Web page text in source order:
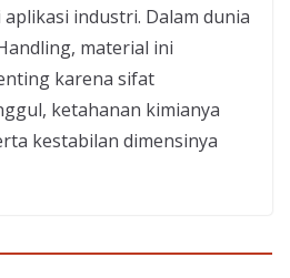
industri. Dalam dunia
material ini
karena sifat
ketahanan kimianya
kestabilan dimensinya